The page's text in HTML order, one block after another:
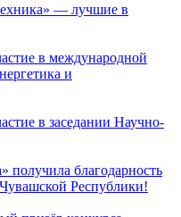
— лучшие в
в международной
и
в заседании Научно-
получила благодарность
Республики!